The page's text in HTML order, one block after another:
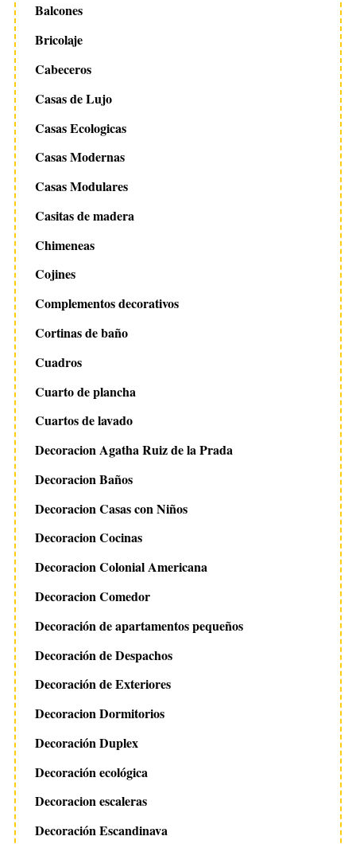
Balcones
Bricolaje
Cabeceros
Casas de Lujo
Casas Ecologicas
Casas Modernas
Casas Modulares
Casitas de madera
Chimeneas
Cojines
Complementos decorativos
Cortinas de baño
Cuadros
Cuarto de plancha
Cuartos de lavado
Decoracion Agatha Ruiz de la Prada
Decoracion Baños
Decoracion Casas con Niños
Decoracion Cocinas
Decoracion Colonial Americana
Decoracion Comedor
Decoración de apartamentos pequeños
Decoración de Despachos
Decoración de Exteriores
Decoracion Dormitorios
Decoración Duplex
Decoración ecológica
Decoracion escaleras
Decoración Escandinava
S
a